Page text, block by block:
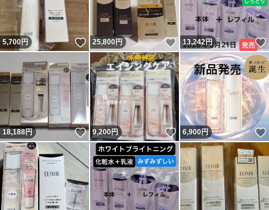
5,700円 いいね！
25,800円 いいね！
13,242円
18,188円 いいね！
9,200円 いいね！
6,900円